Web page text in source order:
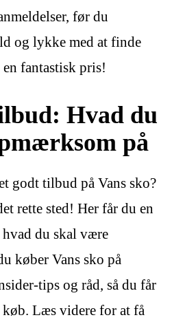
før du
og lykke med at finde
fantastisk pris!
Hvad du
på
godt tilbud på Vans sko?
rette sted! Her får du en
du skal være
køber Vans sko på
tips og råd, så du får
Læs videre for at få